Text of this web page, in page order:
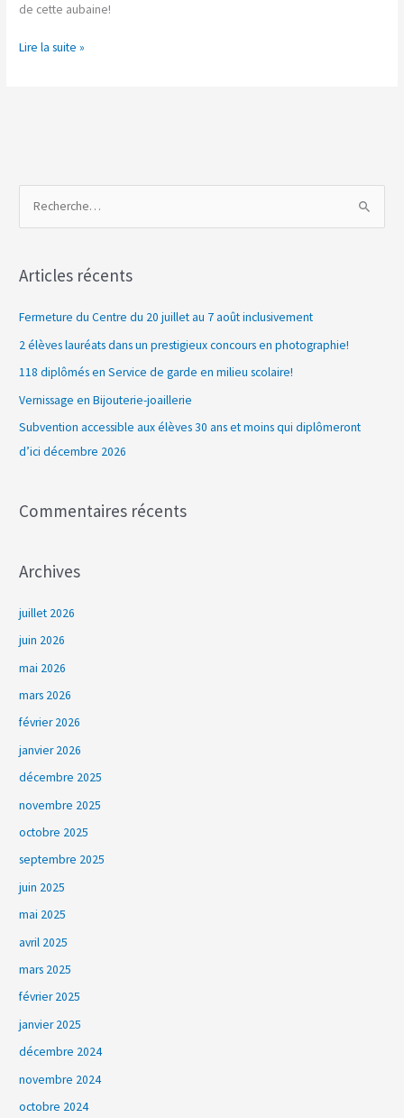
de cette aubaine!
Lire la suite »
h
h
e
r
Articles récents
Fermeture du Centre du 20 juillet au 7 août inclusivement
2 élèves lauréats dans un prestigieux concours en photographie!
118 diplômés en Service de garde en milieu scolaire!
Vernissage en Bijouterie-joaillerie
Subvention accessible aux élèves 30 ans et moins qui diplômeront
d’ici décembre 2026
Commentaires récents
Archives
juillet 2026
juin 2026
mai 2026
mars 2026
février 2026
janvier 2026
décembre 2025
novembre 2025
octobre 2025
septembre 2025
juin 2025
mai 2025
avril 2025
mars 2025
février 2025
janvier 2025
décembre 2024
novembre 2024
octobre 2024